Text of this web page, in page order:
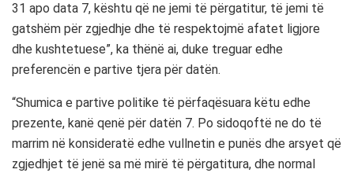
31 apo data 7, kështu që ne jemi të përgatitur, të jemi të
gatshëm për zgjedhje dhe të respektojmë afatet ligjore
dhe kushtetuese”, ka thënë ai, duke treguar edhe
preferencën e partive tjera për datën.
“Shumica e partive politike të përfaqësuara këtu edhe
prezente, kanë qenë për datën 7. Po sidoqoftë ne do të
marrim në konsideratë edhe vullnetin e punës dhe arsyet që
zgjedhjet të jenë sa më mirë të përgatitura, dhe normal